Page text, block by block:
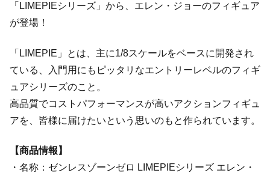
「LIMEPIEシリーズ」から、エレン・ジョーのフィギュア
が登場！
「LIMEPIE」とは、主に1/8スケールをベースに開発され
ている、入門用にもピッタリなエントリーレベルのフィギ
ュアシリーズのこと。
高品質でコストパフォーマンスが高いアクションフィギュ
アを、皆様に届けたいという思いのもと作られています。
【商品情報】
・名称：ゼンレスゾーンゼロ LIMEPIEシリーズ エレン・